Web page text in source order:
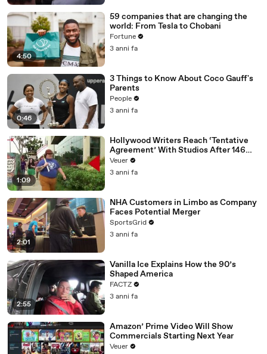
4:50
59 companies that are changing the
world: From Tesla to Chobani
Fortune
3 anni fa
0:46
3 Things to Know About Coco Gauff's
Parents
People
3 anni fa
1:09
Hollywood Writers Reach ‘Tentative
Agreement’ With Studios After 146
Day Strike
Veuer
3 anni fa
2:01
NHA Customers in Limbo as Company
Faces Potential Merger
SportsGrid
3 anni fa
2:55
Vanilla Ice Explains How the 90’s
Shaped America
FACTZ
3 anni fa
Amazon’ Prime Video Will Show
Commercials Starting Next Year
Veuer